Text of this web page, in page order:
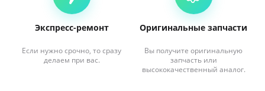
Экспресс-ремонт
Если нужно срочно, то сразу
делаем при вас.
Оригинальные запчасти
Вы получите оригинальную
запчасть или
высококачественный аналог.